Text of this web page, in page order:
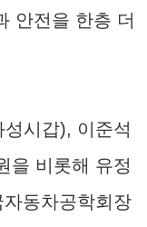
안전을 한층 더
시갑), 이준석
을 비롯해 유정
동차공학회장